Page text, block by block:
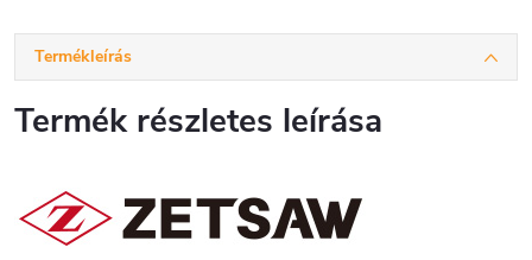
Termékleírás
Termék részletes leírása